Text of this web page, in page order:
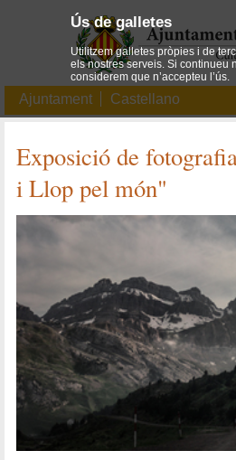
Ajuntament Castellano
Exposició de
i Llop pel món"
Ús de galletes
Utilitzem galletes pròpies i de
els nostres serveis. Si continueu
considerem que n’accepteu l’ús.